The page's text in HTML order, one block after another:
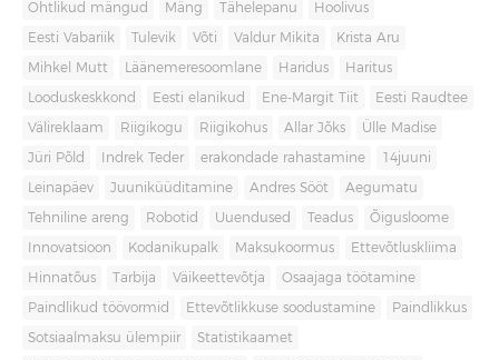
Ohtlikud mängud Mäng Tähelepanu Hoolivus
Eesti Vabariik Tulevik Võti Valdur Mikita Krista Aru
Mihkel Mutt Läänemeresoomlane Haridus Haritus
Looduskeskkond Eesti elanikud Ene-Margit Tiit Eesti Raudtee
Välireklaam Riigikogu Riigikohus Allar Jõks Ülle Madise
Jüri Põld Indrek Teder erakondade rahastamine 14juuni
Leinapäev Juuniküüditamine Andres Sööt Aegumatu
Tehniline areng Robotid Uuendused Teadus Õigusloome
Innovatsioon Kodanikupalk Maksukoormus Ettevõtluskliima
Hinnatõus Tarbija Väikeettevõtja Osaajaga töötamine
Paindlikud töövormid Ettevõtlikkuse soodustamine Paindlikkus
Sotsiaalmaksu ülempiir Statistikaamet